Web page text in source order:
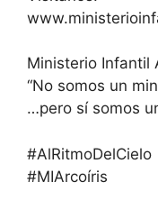
Ministerio Infantil
“No somos un
…pero sí somos
#AlRitmoDelCielo
#MIArcoíris